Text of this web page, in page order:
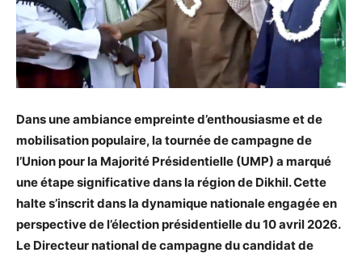
Dans une ambiance empreinte d’enthousiasme et de
mobilisation populaire, la tournée de campagne de
l’Union pour la Majorité Présidentielle (UMP) a marqué
une étape significative dans la région de Dikhil. Cette
halte s’inscrit dans la dynamique nationale engagée en
perspective de l’élection présidentielle du 10 avril 2026.
Le Directeur national de campagne du candidat de